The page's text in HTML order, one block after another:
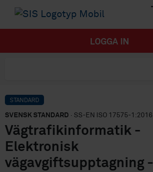
LOGGA IN
STANDARD
SVENSK STANDARD · SS-EN ISO 17575-1:2016
Vägtrafikinformatik -
Elektronisk
vägavgiftsupptagning -